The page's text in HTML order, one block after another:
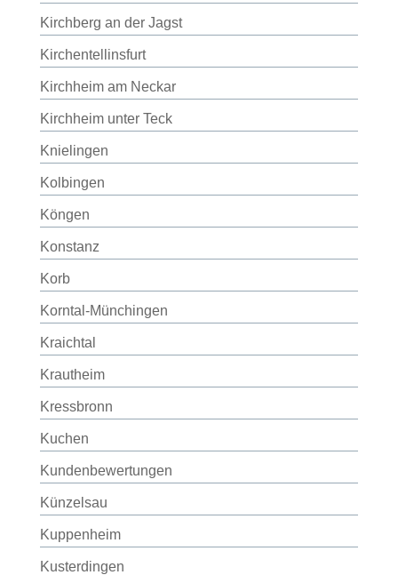
Kirchberg an der Jagst
Kirchentellinsfurt
Kirchheim am Neckar
Kirchheim unter Teck
Knielingen
Kolbingen
Köngen
Konstanz
Korb
Korntal-Münchingen
Kraichtal
Krautheim
Kressbronn
Kuchen
Kundenbewertungen
Künzelsau
Kuppenheim
Kusterdingen